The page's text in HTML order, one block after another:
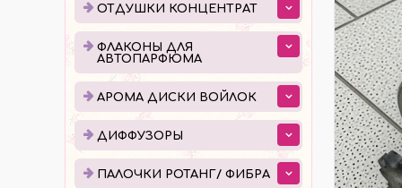
ДИФФУЗОРЫ
ЕМКОСТИ ДЛЯ ДИФФУЗОРОВ
ГОТОВЫЕ ДИФФУЗОРЫ
ЖИДКОСТЬ ДЛЯ ДИФФУЗОРОВ
ОТДУШКИ КОНЦЕНТРАТ
ФЛАКОНЫ ДЛЯ
АВТОПАРФЮМА
АРОМА ДИСКИ ВОЙЛОК
ДИФФУЗОРЫ
ПАЛОЧКИ РОТАНГ/ ФИБРА